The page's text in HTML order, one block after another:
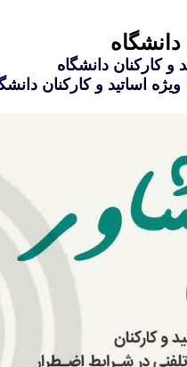
و کارکنان دانشگاه
اساتید و کارکنان